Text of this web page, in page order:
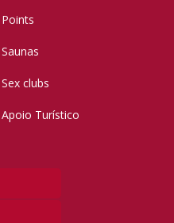
Points
Saunas
Sex clubs
Apoio Turístico